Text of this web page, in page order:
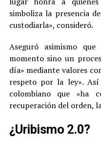
simboliza la presencia
custodiarla», consideró.
Aseguró asimismo
momento sino un
día» mediante valores
respeto por la ley».
colombiano que «ha
recuperación del orden,
¿Uribismo 2.0?